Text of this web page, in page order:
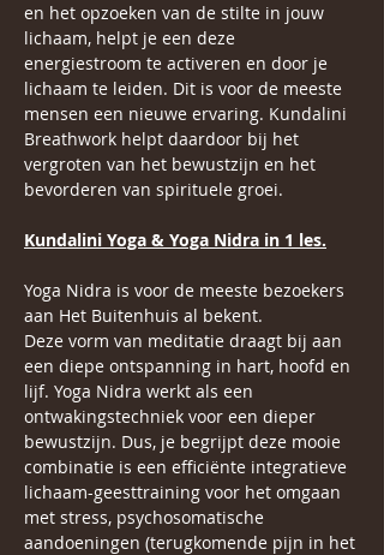
en het opzoeken van de stilte in jouw
lichaam, helpt je een deze
energiestroom te activeren en door je
lichaam te leiden. Dit is voor de meeste
mensen een nieuwe ervaring. Kundalini
Breathwork helpt daardoor bij het
vergroten van het bewustzijn en het
bevorderen van spirituele groei.
Kundalini Yoga & Yoga Nidra in 1 les.
Yoga Nidra is voor de meeste bezoekers
aan Het Buitenhuis al bekent.
Deze vorm van meditatie draagt bij aan
een diepe ontspanning in hart, hoofd en
lijf. Yoga Nidra werkt als een
ontwakingstechniek voor een dieper
bewustzijn. Dus, je begrijpt deze mooie
combinatie is een efficiënte integratieve
lichaam-geesttraining voor het omgaan
met stress, psychosomatische
aandoeningen (terugkomende pijn in het